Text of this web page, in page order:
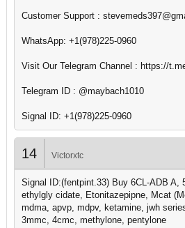
Customer Support :
WhatsApp: +1(978)225-0960
Visit Our Telegram Channel : https://
Telegram ID : @maybach1010
Signal ID: +1(978)225-0960
14 Victorxtc
Signal ID:(fentpint.33) Buy 6CL-ADB A,
ethylgly cidate, Etonitazepipne, Mcat
mdma, apvp, mdpv, ketamine, jwh
3mmc, 4cmc, methylone, pentylone